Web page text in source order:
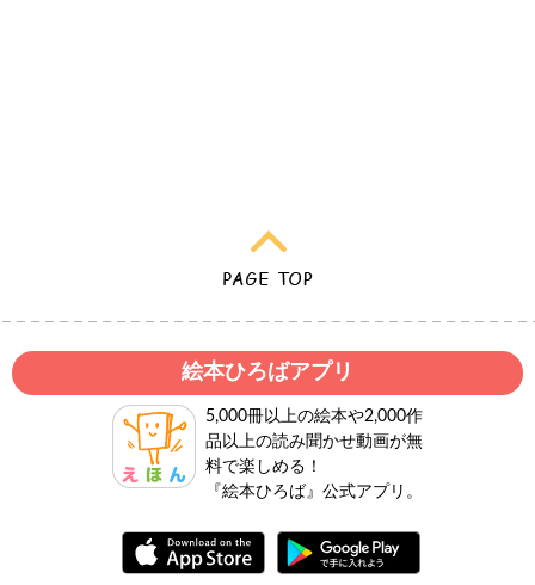
絵本ひろばアプリ
5,000冊以上の絵本や2,000作
品以上の読み聞かせ動画が無
料で楽しめる！
『絵本ひろば』公式アプリ。